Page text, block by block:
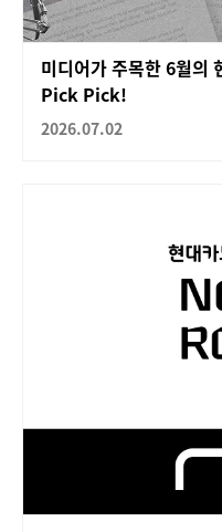
미디어가 주목한 6월
Pick Pick!
2026.07.02